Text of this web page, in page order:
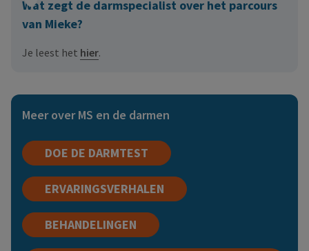
Wat zegt de darmspecialist over het parcours
van Mieke?
Je leest het hier.
Meer over MS en de darmen
DOE DE DARMTEST
ERVARINGSVERHALEN
BEHANDELINGEN